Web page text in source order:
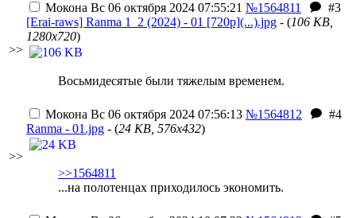
>>
Мокона Вс 06 октября 2024 07:55:21 №1564811
#3
[Erai-raws] Ranma 1_2 (2024) - 01 [720p](...).jpg - (106 KB,
1280x720)
Восьмидесятые были тяжелым временем.
>>
Мокона Вс 06 октября 2024 07:56:13 №1564812
#4
Ranma - 01.jpg - (24 KB, 576x432)
>>1564811
...на полотенцах приходилось экономить.